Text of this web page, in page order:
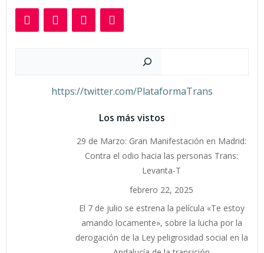
https://twitter.com/PlataformaTrans
Los más vistos
29 de Marzo: Gran Manifestación en Madrid:
Contra el odio hacia las personas Trans:
Levanta-T
febrero 22, 2025
El 7 de julio se estrena la película «Te estoy
amando locamente», sobre la lucha por la
derogación de la Ley peligrosidad social en la